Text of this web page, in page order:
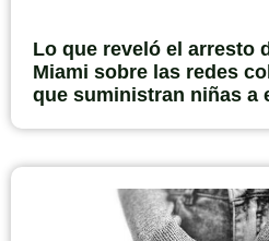
Lo que reveló el arresto
Miami sobre las redes
que suministran niñas a